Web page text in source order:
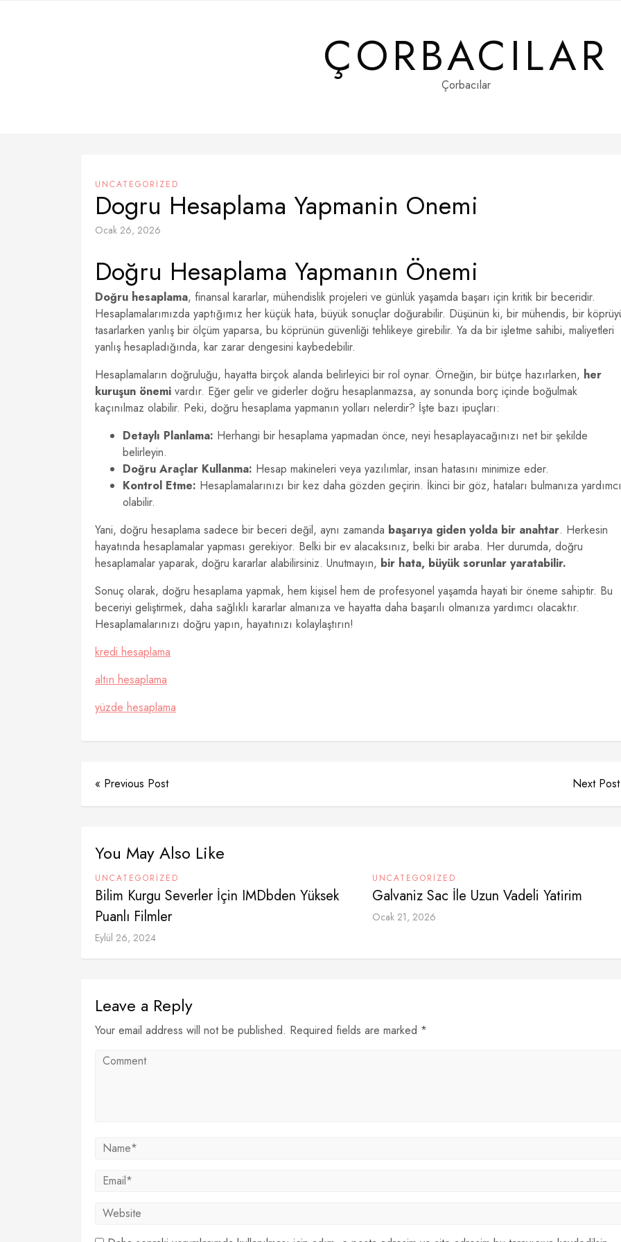
ÇORBACILAR
Çorbacılar
UNCATEGORIZED
Dogru Hesaplama Yapmanin Onemi
Ocak 26, 2026
Doğru Hesaplama Yapmanın Önemi
Doğru hesaplama, finansal kararlar, mühendislik projeleri ve günlük yaşamda başarı için kritik bir beceridir.
Hesaplamalarımızda yaptığımız her küçük hata, büyük sonuçlar doğurabilir. Düşünün ki, bir mühendis, bir
tasarlarken yanlış bir ölçüm yaparsa, bu köprünün güvenliği tehlikeye girebilir. Ya da bir işletme sahibi, maliyetleri
yanlış hesapladığında, kar zarar dengesini kaybedebilir.
Hesaplamaların doğruluğu, hayatta birçok alanda belirleyici bir rol oynar. Örneğin, bir bütçe hazırlarken, her
kuruşun önemi vardır. Eğer gelir ve giderler doğru hesaplanmazsa, ay sonunda borç içinde boğulmak
kaçınılmaz olabilir. Peki, doğru hesaplama yapmanın yolları nelerdir? İşte bazı ipuçları:
Detaylı Planlama: Herhangi bir hesaplama yapmadan önce, neyi hesaplayacağınızı net bir şekilde
belirleyin.
Doğru Araçlar Kullanma: Hesap makineleri veya yazılımlar, insan hatasını minimize eder.
Kontrol Etme: Hesaplamalarınızı bir kez daha gözden geçirin. İkinci bir göz, hataları bulmanıza yardımcı
olabilir.
Yani, doğru hesaplama sadece bir beceri değil, aynı zamanda başarıya giden yolda bir anahtar. Herkesin
hayatında hesaplamalar yapması gerekiyor. Belki bir ev alacaksınız, belki bir araba. Her durumda, doğru
hesaplamalar yaparak, doğru kararlar alabilirsiniz. Unutmayın, bir hata, büyük sorunlar yaratabilir.
Sonuç olarak, doğru hesaplama yapmak, hem kişisel hem de profesyonel yaşamda hayati bir öneme sahiptir. Bu
beceriyi geliştirmek, daha sağlıklı kararlar almanıza ve hayatta daha başarılı olmanıza yardımcı olacaktır.
Hesaplamalarınızı doğru yapın, hayatınızı kolaylaştırın!
kredi hesaplama
altın hesaplama
yüzde hesaplama
« Previous Post Next
You May Also Like
UNCATEGORIZED
Bilim Kurgu Severler İçin IMDbden Yüksek
Puanlı Filmler
Eylül 26, 2024
UNCATEGORIZED
Galvaniz Sac İle Uzun Vadeli Yatirim
Ocak 21, 2026
Leave a Reply
Your email address will not be published. Required fields are marked *